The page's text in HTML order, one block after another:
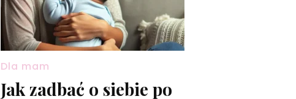
Dla mam
Jak zadbać o siebie po